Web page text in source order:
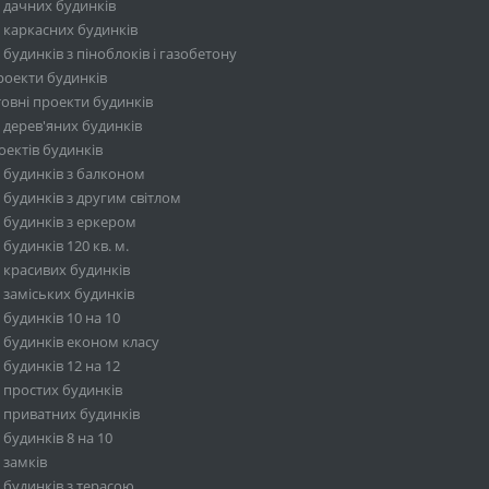
будинків
будинків
з піноблоків і газобетону
будинків
проекти будинків
будинків
будинків
з балконом
з другим світлом
з еркером
120 кв. м.
будинків
будинків
10 на 10
економ класу
12 на 12
будинків
будинків
8 на 10